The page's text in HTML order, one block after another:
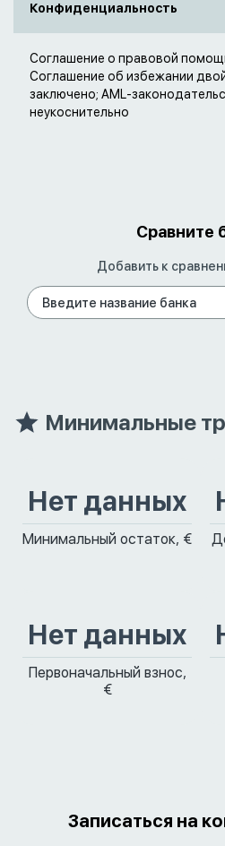
Конфиденциальность
Соглашение о правовой
Соглашение об избежании
заключено; AML-
неукоснительно
Сравните
Добавить к
Минимальные
Нет данных
Минимальный остаток, €
Нет данных
Первоначальный взнос,
€
Записаться на